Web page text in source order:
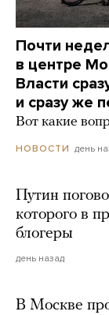
Почти
в центре
Власти
и сразу же
Вот какие
НОВОСТИ день
Путин
которого в
блогеры
день назад
В Москве